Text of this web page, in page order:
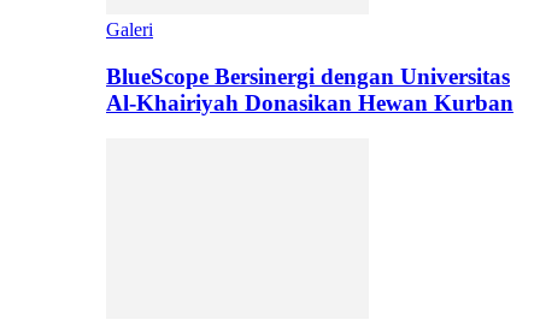
Galeri
BlueScope Bersinergi dengan Universitas
Al-Khairiyah Donasikan Hewan Kurban